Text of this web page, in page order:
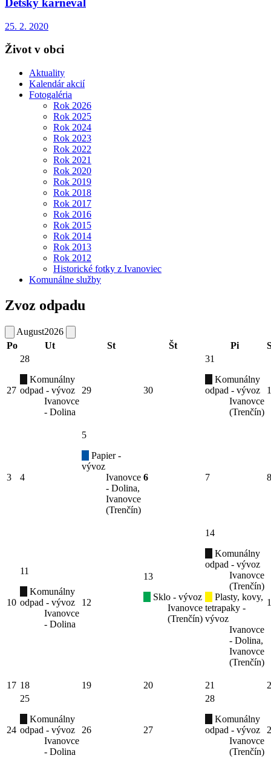
Detský karneval
25. 2. 2020
Život v obci
Aktuality
Kalendár akcií
Fotogaléria
Rok 2026
Rok 2025
Rok 2024
Rok 2023
Rok 2022
Rok 2021
Rok 2020
Rok 2019
Rok 2018
Rok 2017
Rok 2016
Rok 2015
Rok 2014
Rok 2013
Rok 2012
Historické fotky z Ivanoviec
Komunálne služby
Zvoz odpadu
August2026
Po
Ut St Št Pi
27
28
Komunálny
odpad - vývoz
Ivanovce
- Dolina
29 30
31
Komunálny
odpad - vývoz
Ivanovce
(Trenčín)
1
3 4
5
Papier -
vývoz
Ivanovce
- Dolina,
Ivanovce
(Trenčín)
6 7 8
10
11
Komunálny
odpad - vývoz
Ivanovce
- Dolina
12
13
Sklo - vývoz
Ivanovce
(Trenčín)
14
Komunálny
odpad - vývoz
Ivanovce
(Trenčín)
Plasty, kovy,
tetrapaky -
vývoz
Ivanovce
- Dolina,
Ivanovce
(Trenčín)
17 18 19 20 21
24
25
Komunálny
odpad - vývoz
Ivanovce
- Dolina
26 27
28
Komunálny
odpad - vývoz
Ivanovce
(Trenčín)